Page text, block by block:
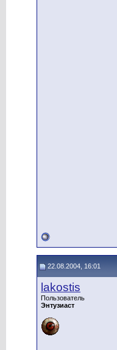
22.08.2004, 16:01
lakostis
Пользователь
Энтузиаст